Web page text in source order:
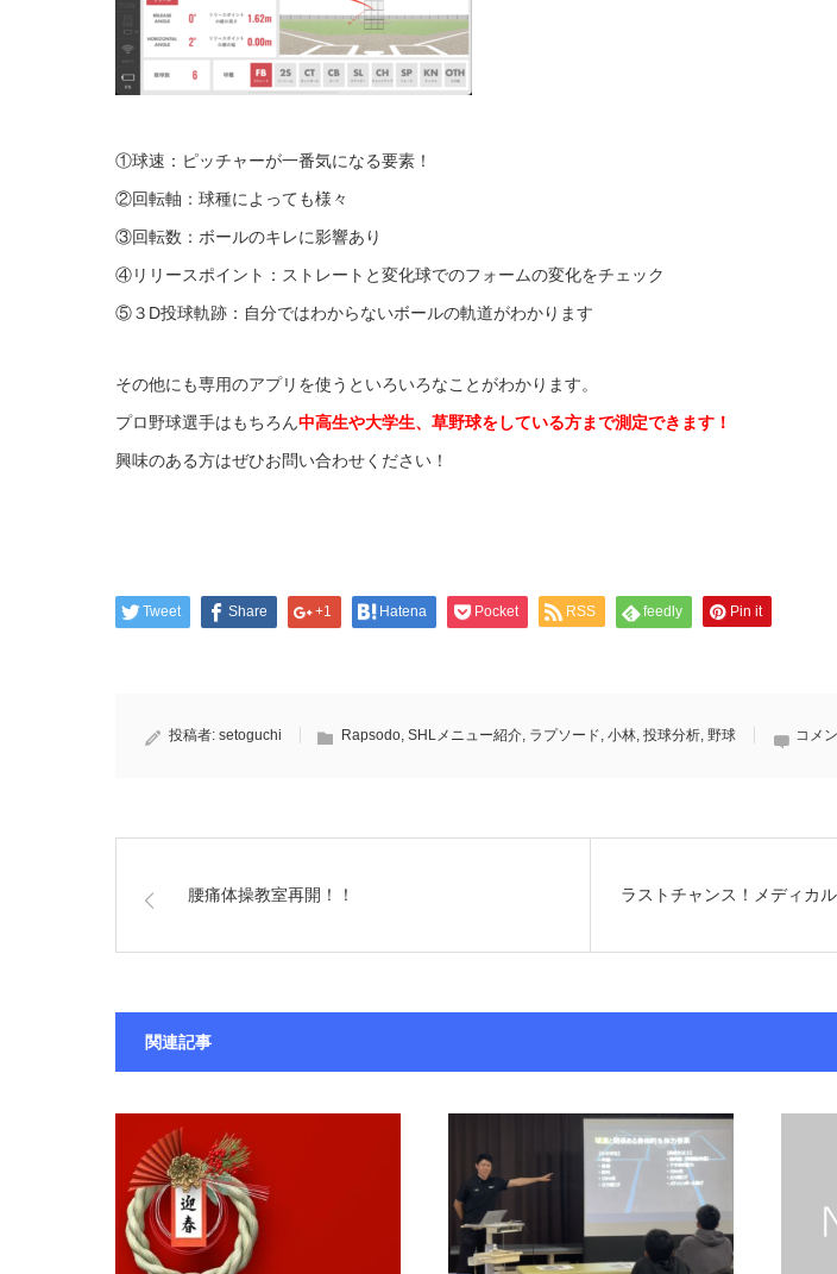
①球速：ピッチャーが一番気になる要素！
②回転軸：球種によっても様々
③回転数：ボールのキレに影響あり
④リリースポイント：ストレートと変化球でのフォームの変化をチェック
⑤３D投球軌跡：自分ではわからないボールの軌道がわかります
その他にも専用のアプリを使うといろいろなことがわかります。
プロ野球選手はもちろん中高生や大学生、草野球をしている方まで測定できます！
興味のある方はぜひお問い合わせください！
Tweet Share +1 Hatena Pocket RSS feedly Pin it
投稿者: setoguchi Rapsodo, SHLメニュー紹介, ラプソード, 小林, 投球分析, 野球 コメ
腰痛体操教室再開！！ ラストチャンス！メディカ
関連記事